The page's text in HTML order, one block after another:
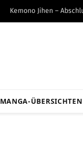
Kemono Jihen –
MANGA-ÜBERSICHTEN